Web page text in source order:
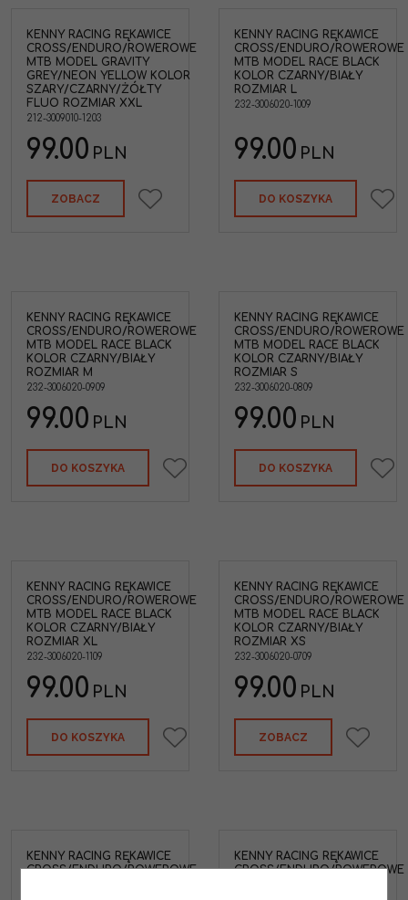
KENNY RACING RĘKAWICE
CROSS/ENDURO/ROWEROWE
MTB MODEL GRAVITY
GREY/NEON YELLOW KOLOR
SZARY/CZARNY/ŻÓŁTY
FLUO ROZMIAR XXL
212-3009010-1203
99.00 PLN
ZOBACZ
KENNY RACING RĘKAWICE
CROSS/ENDURO/ROWEROWE
MTB MODEL RACE BLACK
KOLOR CZARNY/BIAŁY
ROZMIAR L
232-3006020-1009
99.00 PLN
DO KOSZYKA
KENNY RACING RĘKAWICE
CROSS/ENDURO/ROWEROWE
MTB MODEL RACE BLACK
KOLOR CZARNY/BIAŁY
ROZMIAR M
232-3006020-0909
99.00 PLN
DO KOSZYKA
KENNY RACING RĘKAWICE
CROSS/ENDURO/ROWEROWE
MTB MODEL RACE BLACK
KOLOR CZARNY/BIAŁY
ROZMIAR S
232-3006020-0809
99.00 PLN
DO KOSZYKA
KENNY RACING RĘKAWICE
CROSS/ENDURO/ROWEROWE
MTB MODEL RACE BLACK
KOLOR CZARNY/BIAŁY
ROZMIAR XL
232-3006020-1109
99.00 PLN
DO KOSZYKA
KENNY RACING RĘKAWICE
CROSS/ENDURO/ROWEROWE
MTB MODEL RACE BLACK
KOLOR CZARNY/BIAŁY
ROZMIAR XS
232-3006020-0709
99.00 PLN
ZOBACZ
KENNY RACING RĘKAWICE
CROSS/ENDURO/ROWEROWE
KENNY RACING RĘKAWICE
CROSS/ENDURO/ROWEROWE